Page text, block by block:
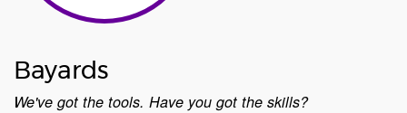
Bayards
We've got the tools. Have you got the skills?